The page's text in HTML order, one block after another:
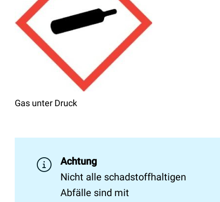
Gas unter Druck
Achtung
Nicht alle schadstoffhaltigen
Abfälle sind mit